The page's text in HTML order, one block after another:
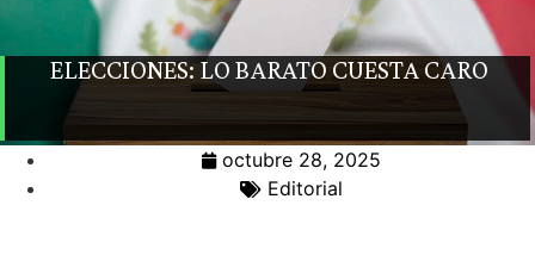
ELECCIONES: LO BARATO CUESTA CARO
octubre 28, 2025
Editorial